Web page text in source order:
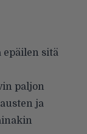
epäilen sitä
paljon
ja